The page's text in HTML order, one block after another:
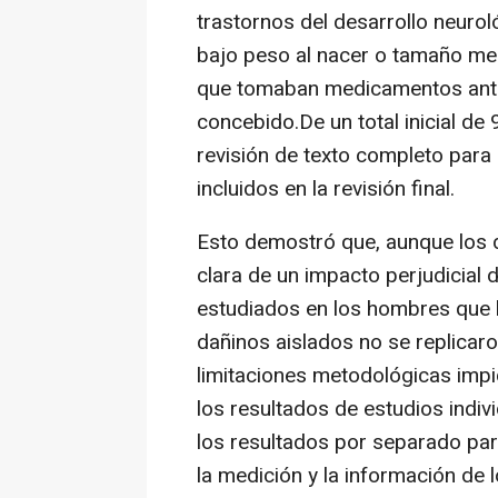
trastornos del desarrollo
bajo peso al nacer o tamaño
que tomaban medicamentos
concebido.De un total inicial
revisión de texto completo
incluidos en la revisión final.
Esto demostró que, aunque
clara de un impacto perjudicial
estudiados en los hombres
dañinos aislados no se
limitaciones metodológicas
los resultados de estudios
los resultados por separado
la medición y la información de